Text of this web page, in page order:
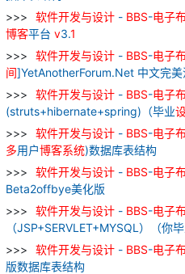
软件开发与设计 - BBS-电子
博客平台 v3.1
软件开发与设计 - BBS-电子
间]YetAnotherForum.Net 中文完美
软件开发与设计 - BBS-电子
(struts+hibernate+spring)（毕业
软件开发与设计 - BBS-电子
多用户博客系统)数据库表结构
软件开发与设计 - BBS-电子
Beta2offbye美化版
软件开发与设计 - BBS-电子
（JSP+SERVLET+MYSQL）（你
软件开发与设计 - BBS-电子
版数据库表结构